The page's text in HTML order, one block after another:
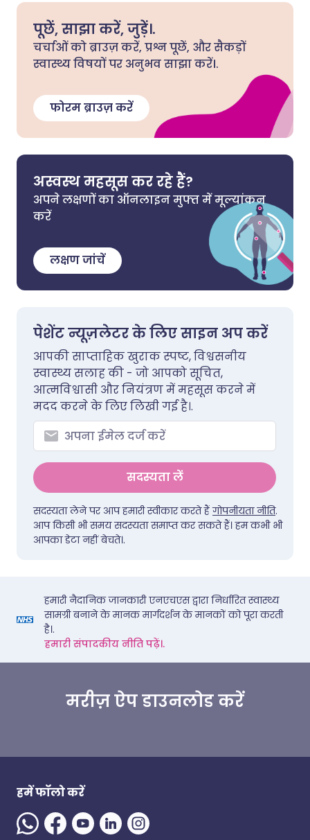
पूछें, साझा करें, जुड़ें।.
चर्चाओं को ब्राउज़ करें, प्रश्न पूछें, और सैकड़ों
स्वास्थ्य विषयों पर अनुभव साझा करें।.
फोरम ब्राउज़ करें
अस्वस्थ महसूस कर रहे हैं?
अपने लक्षणों का ऑनलाइन मुफ्त में मूल्यांकन
करें
लक्षण जांचें
पेशेंट न्यूज़लेटर के लिए साइन अप करें
आपकी साप्ताहिक खुराक स्पष्ट, विश्वसनीय
स्वास्थ्य सलाह की - जो आपको सूचित,
आत्मविश्वासी और नियंत्रण में महसूस करने में
मदद करने के लिए लिखी गई है।.
सदस्यता लें
सदस्यता लेने पर आप हमारी स्वीकार करते हैंगोपनीयता नीति.
आप किसी भी समय सदस्यता समाप्त कर सकते हैं। हम कभी भी
आपका डेटा नहीं बेचते।.
हमारी नैदानिक जानकारी एनएचएस द्वारा निर्धारित स्वास्थ्य
सामग्री बनाने के मानक मार्गदर्शन के मानकों को पूरा करती
है।.
हमारी संपादकीय नीति पढ़ें।.
मरीज़ ऐप डाउनलोड करें
हमें फॉलो करें